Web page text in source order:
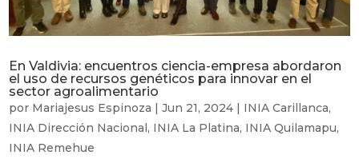
En Valdivia: encuentros ciencia-empresa abordaron
el uso de recursos genéticos para innovar en el
sector agroalimentario
por Mariajesus Espinoza |Jun 21, 2024 | INIA Carillanca,
INIA Dirección Nacional, INIA La Platina, INIA Quilamapu,
INIA Remehue